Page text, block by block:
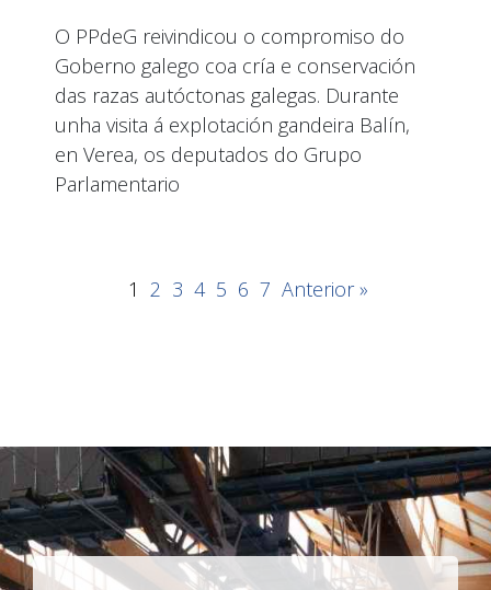
O PPdeG reivindicou o compromiso do
Goberno galego coa cría e conservación
das razas autóctonas galegas. Durante
unha visita á explotación gandeira Balín,
en Verea, os deputados do Grupo
Parlamentario
1 2 3 4 5 6 7 Anterior »